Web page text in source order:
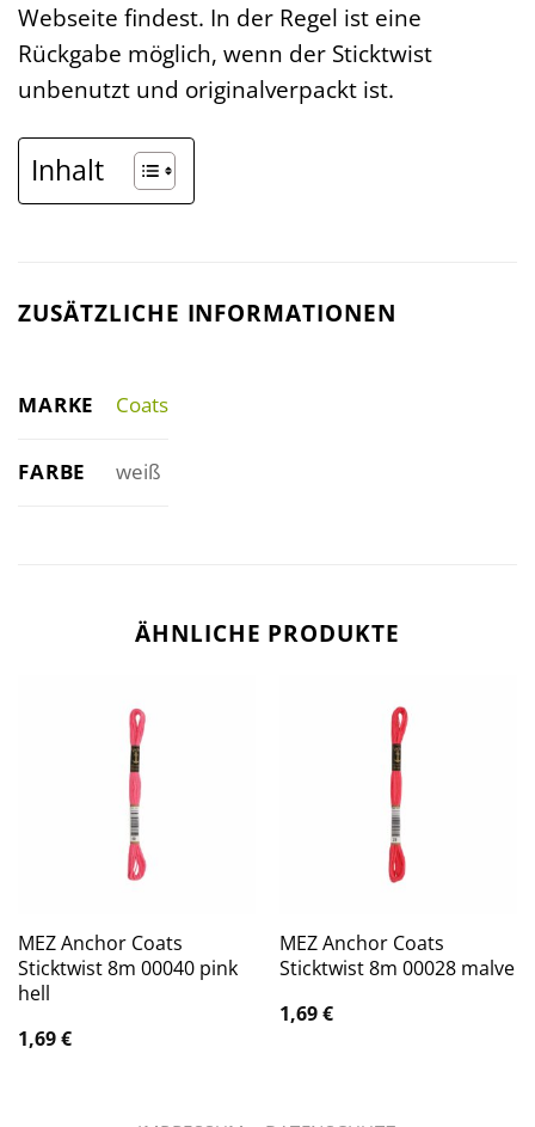
Webseite findest. In der Regel ist eine
Rückgabe möglich, wenn der Sticktwist
unbenutzt und originalverpackt ist.
Inhalt
ZUSÄTZLICHE INFORMATIONEN
MARKE Coats
FARBE weiß
ÄHNLICHE PRODUKTE
MEZ Anchor Coats
Sticktwist 8m 00040 pink
hell
1,69€
MEZ Anchor Coats
Sticktwist 8m 00028 malve
1,69€